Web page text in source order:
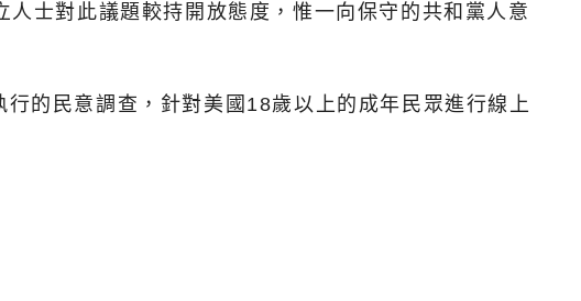
士對此議題較持開放態度，惟一向保守的共和黨人意
的民意調查，針對美國18歲以上的成年民眾進行線上